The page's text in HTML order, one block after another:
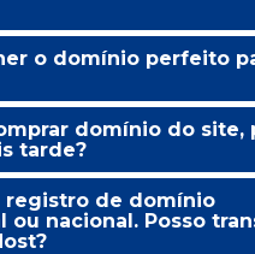
o domínio perfeito
domínio do site,
tarde?
registro de domínio
ou nacional. Posso